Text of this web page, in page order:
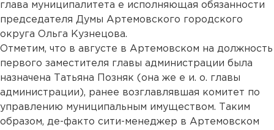
глава муниципалитета е исполняющая обязанности
председателя Думы Артемовского городского
округа Ольга Кузнецова.
Отметим, что в августе в Артемовском на должность
первого заместителя главы администрации была
назначена Татьяна Позняк (она же е и. о. главы
администрации), ранее возглавлявшая комитет по
управлению муниципальным имуществом. Таким
образом, де-факто сити-менеджер в Артемовском